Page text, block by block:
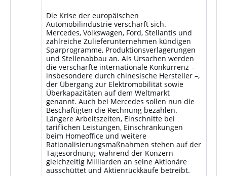
Die Krise der europäischen
Automobilindustrie verschärft sich.
Mercedes, Volkswagen, Ford, Stellantis und
zahlreiche Zulieferunternehmen kündigen
Sparprogramme, Produktionsverlagerungen
und Stellenabbau an. Als Ursachen werden
die verschärfte internationale Konkurrenz –
insbesondere durch chinesische Hersteller –,
der Übergang zur Elektromobilität sowie
Überkapazitäten auf dem Weltmarkt
genannt. Auch bei Mercedes sollen nun die
Beschäftigten die Rechnung bezahlen.
Längere Arbeitszeiten, Einschnitte bei
tariflichen Leistungen, Einschränkungen
beim Homeoffice und weitere
Rationalisierungsmaßnahmen stehen auf der
Tagesordnung, während der Konzern
gleichzeitig Milliarden an seine Aktionäre
ausschüttet und Aktienrückkäufe betreibt.